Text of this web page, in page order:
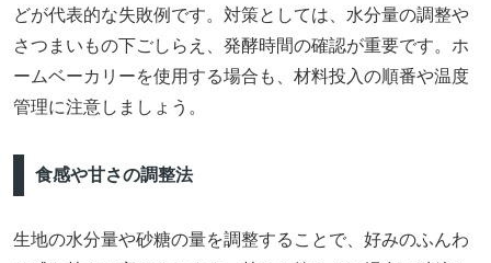
どが代表的な失敗例です。対策としては、水分量の調整や
さつまいもの下ごしらえ、発酵時間の確認が重要です。ホ
ームベーカリーを使用する場合も、材料投入の順番や温度
管理に注意しましょう。
食感や甘さの調整法
生地の水分量や砂糖の量を調整することで、好みのふんわ